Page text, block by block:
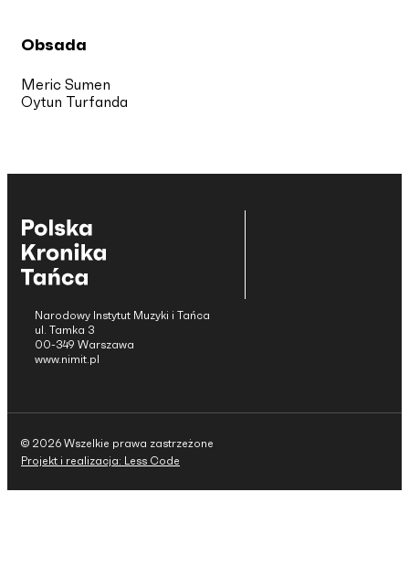
Obsada
Meric Sumen
Oytun Turfanda
Narodowy Instytut Muzyki i Tańca
ul. Tamka 3
00-349 Warszawa
www.nimit.pl
© 2026 Wszelkie prawa zastrzeżone
Projekt i realizacja: Less Code